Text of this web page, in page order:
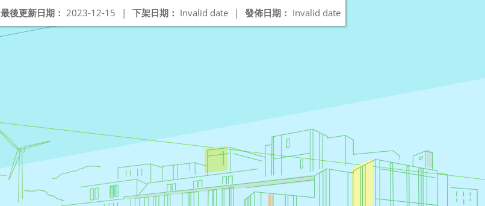
發佈日期： Invalid date
下架日期： Invalid date |
最後更新日期： 2023-12-15 |